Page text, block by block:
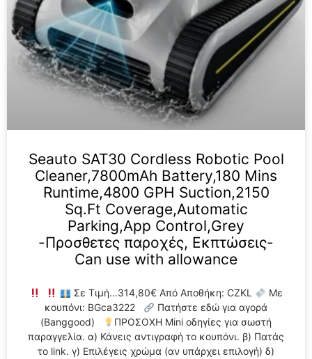
Seauto SAT30 Cordless Robotic Pool
Cleaner,7800mAh Battery,180 Mins
Runtime,4800 GPH Suction,2150
Sq.Ft Coverage,Automatic
Parking,App Control,Grey
-Προσθετες παροχές, Εκπτώσεις-
Can use with allowance
Σε Τιμή…314,80€ Από Αποθήκη: CZKL
Με
κουπόνι: BGca3222
Πατήστε εδώ για αγορά
(Banggood)
ΠΡΟΣΟΧΗ Mini οδηγίες για σωστή
παραγγελία. α) Κάνεις αντιγραφή το κουπόνι. β) Πατάς
το link. γ) Επιλέγεις χρώμα (αν υπάρχει επιλογή) δ)